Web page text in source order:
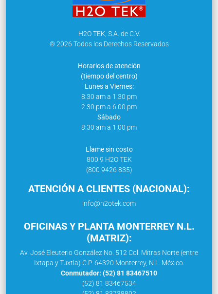
H2O TEK, S.A. de C.V.
® 2026 Todos los Derechos Reservados
Horarios de atención
(tiempo del centro)
Lunes a Viernes:
8:30 am a 1:30 pm
2:30 pm a 6:00 pm
Sábado
8:30 am a 1:00 pm
Llame sin costo
800 9 H2O TEK
(800 9426 835)
ATENCIÓN A CLIENTES (NACIONAL):
info@h2otek.com
OFICINAS Y PLANTA MONTERREY N.L.
(MATRIZ):
Av. José Eleuterio González No. 512 Col. Mitras Norte (entre
Ixtapa y Tuxtla) C.P. 64320 Monterrey, N.L. México.
Conmutador: (52) 81 83467510
(52) 81 83467534